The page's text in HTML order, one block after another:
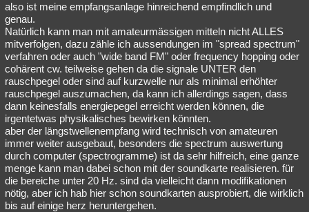
also ist meine empfangsanlage hinreichend empfindlich und
genau.
Natürlich kann man mit amateurmässigen mitteln nicht ALLES
mitverfolgen, dazu zähle ich aussendungen im "spread spectrum"
verfahren oder auch "wide band FM" oder frequency hopping oder
cohärent cw. teilweise gehen da die signale UNTER den
rauschpegel oder sind auf kurzwelle nur als minimal erhöhter
rauschpegel auszumachen, da kann ich allerdings sagen, dass
dann keinesfalls energiepegel erreicht werden können, die
irgentetwas physikalisches bewirken könnten.
aber der längstwellenempfang wird technisch von amateuren
immer weiter ausgebaut, besonders die spectrum auswertung
durch computer (spectrogramme) ist da sehr hilfreich, eine ganze
menge kann man dabei schon mit der soundkarte realisieren. für
die bereiche unter 20 Hz. sind da vielleicht dann modifikationen
nötig, aber ich hab hier schon soundkarten ausprobiert, die wirklich
bis auf einige herz heruntergehen.